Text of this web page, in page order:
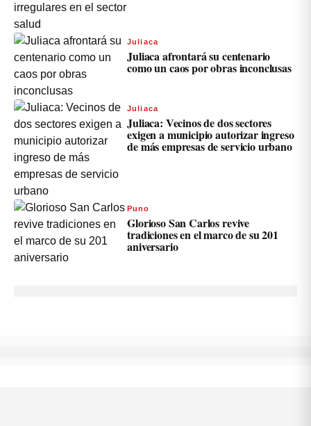
Juliaca
Juliaca afrontará su centenario
como un caos por obras inconclusas
Juliaca
Juliaca: Vecinos de dos sectores
exigen a municipio autorizar ingreso
de más empresas de servicio urbano
Puno
Glorioso San Carlos revive
tradiciones en el marco de su 201
aniversario